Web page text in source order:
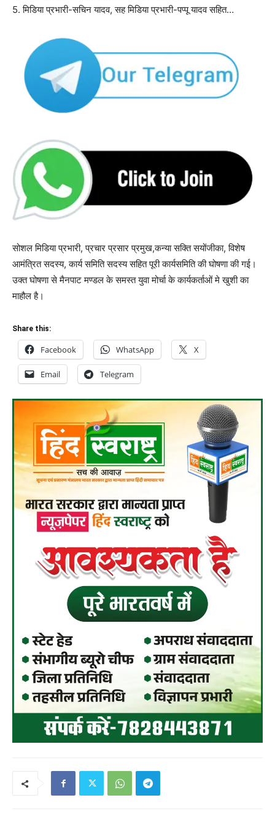
5. मिडिया प्रभारी-सचिन यादव, सह मिडिया प्रभारी-पप्पू यादव सहित…
सोशल मिडिया प्रभारी, प्रचार प्रसार प्रमुख,कन्या सक्ति सयोंजीका, विशेष
आमंत्रित सदस्य, कार्य समिति सदस्य सहित पूरी कार्यसमिति की घोषणा की गई।
उक्त घोषणा से मैनपाट मण्डल के समस्त युवा मोर्चा के कार्यकर्ताओं मे खुशी का
माहौल है।
Share this:
Facebook WhatsApp X
Email Telegram